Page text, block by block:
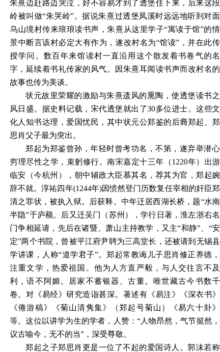
朱熹边赶路边哭泣，好不容易才到了透堡住下来，后来这段
岭被叫做“朱哭岭”。据说朱熹过透堡凤溪时远远地听到对面
乌山境村传来琅琅读书声，朱熹从这里学子“寓读于馆”的情
景中断言该村必定大有作为，遂改村名为“馆读”，并在此传
授学问。数百年来馆读村一直沿用这个散发着书卷气的名
字，延续着书礼传家的风气。因朱熹耳闻读书声而改村名的
故事也传为美谈。
状元故里荣耀的激励与朱熹遗风的熏陶，使透堡读书之
风日盛。据史料记载，宋代透堡就出了30多位进士。这些文
化人知书达理，爱国忧民，其中状元公郑鉴的后裔郑起、郑
思肖父子最为突出。
郑起为郑鉴曾孙，年轻时曾考功名，不第，遂弃举潜心
穷理尽性之学，束躬修行。南宋嘉定十三年（1220年）出游
临安（今杭州），朝中辅政大臣慕其名，荐其为官，郑起婉
辞不就。淳祐四年(1244年)因愤然登门历数复任宰相的奸臣郑
清之罪状，被执入狱。后获释。中年迁居西湖长桥，题“水南
半隐”于庐额。后又迁吴门（苏州），学行日著，淮左浙右名
门争相延请，先后在诸暨、萧山主持教学，又主“和静”、“安
定”两个书院，曾被平江府尹聘为三高堂长，还被请到无锡县
学讲课，人称“道学君子”。郑起常教诲儿子思肖修正养德，
注重文学，热爱祖国。他为人方直严毅，与人交往言不及
利，语不阿媚。居家不蓄银器、古董。唯世藏古今书数千
卷。对《易经》研究造诣甚深。著述有《易注》《深衣书》
《倦游稿》《菊山清隽集》（郑起号菊山）《易六十卦》
等。这位以讲学为生的学者，人赞：“人物昂然，气节挺然，
议古喻今，无不的当”，深受尊敬。
郑起之子郑思肖更是一位了不起的爱国诗人。郭沫若称